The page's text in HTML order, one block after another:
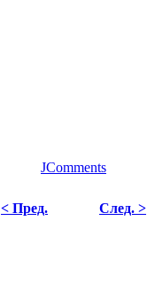
JComments
< Пред.
След. >